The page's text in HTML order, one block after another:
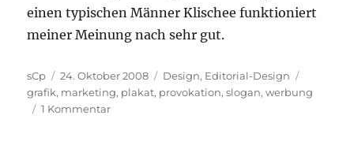
einen typischen Männer Klischee funktioniert
meiner Meinung nach sehr gut.
Autor
sCp
Veröffentlicht
am
24. Oktober 2008 Kategorien
Design, Editorial-Design
grafik, marketing, plakat, provokation,slogan,werbung
1 Kommentarzu